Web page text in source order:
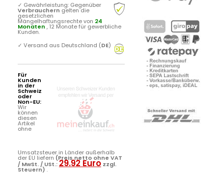
✓ Gewährleistung: Gegenüber
Verbrauchern gelten die
gesetzlichen
Mängelhaftungsrechte von 24
Monaten , 12 Monate für gewerbliche
Kunden.
✓ Versand aus Deutschland (DE)
Für
Kunden
in der
Schweiz
oder
Non-EU:
Wir
können
diesen
Artikel
ohne
Umsatzsteuer in Länder außerhalb
der EU liefern (Preis netto ohne VAT
/ MwSt. / USt.:29.92 Euro zzgl.
Steuern) .